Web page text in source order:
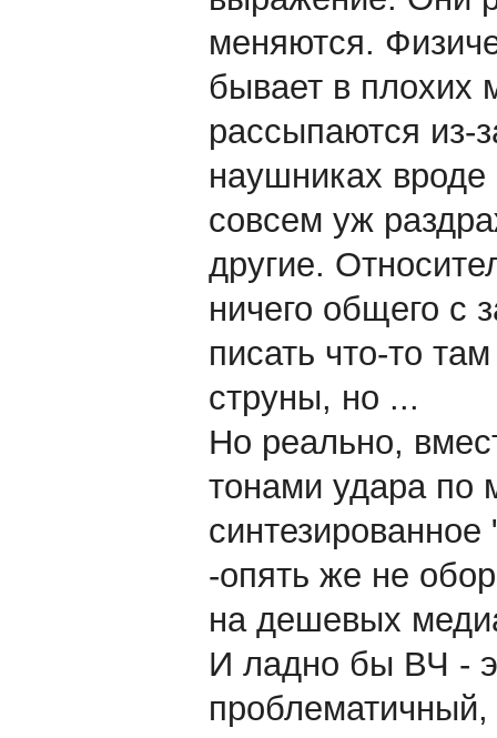
меняются.
бывает в плохих
рассыпаются из-
наушниках вроде
совсем уж
другие.
ничего общего
писать что-то
струны, но ...
Но реально,
тонами удара по
-опять же не
на дешевых
И ладно бы ВЧ -